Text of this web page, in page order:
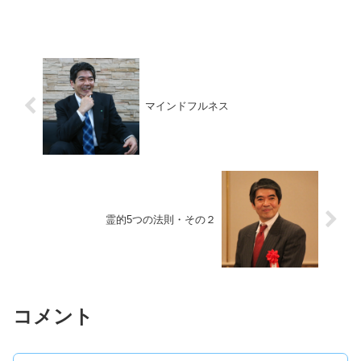
マインドフルネス
霊的5つの法則・その２
コメント